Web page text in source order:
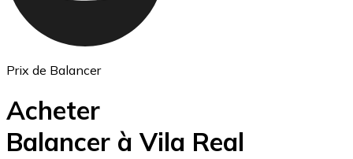
Prix de Balancer
Acheter
Balancer à Vila Real